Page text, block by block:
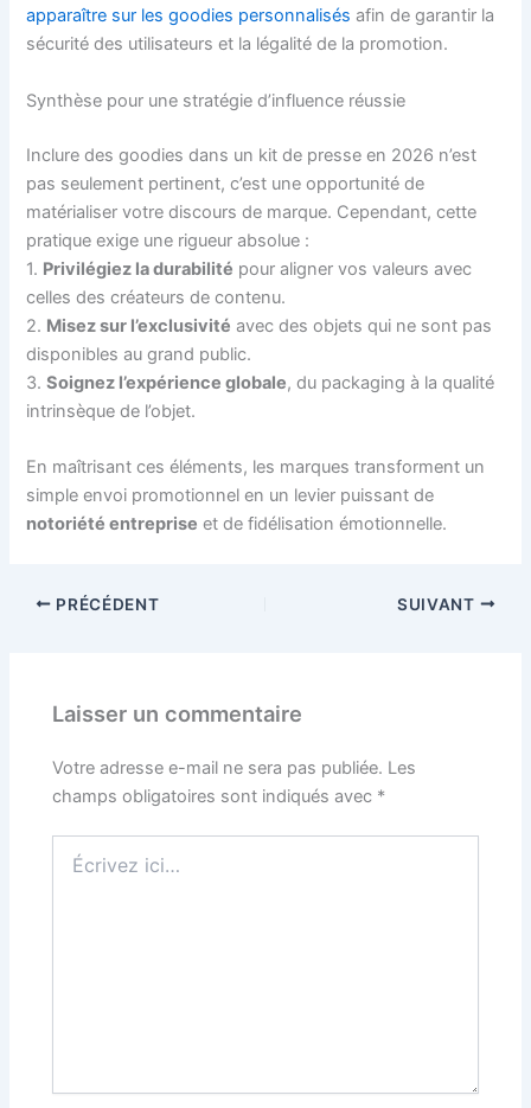
apparaître sur les goodies personnalisés afin de garantir la
sécurité des utilisateurs et la légalité de la promotion.
Synthèse pour une stratégie d’influence réussie
Inclure des goodies dans un kit de presse en 2026 n’est
pas seulement pertinent, c’est une opportunité de
matérialiser votre discours de marque. Cependant, cette
pratique exige une rigueur absolue :
1. Privilégiez la durabilité pour aligner vos valeurs avec
celles des créateurs de contenu.
2. Misez sur l’exclusivité avec des objets qui ne sont pas
disponibles au grand public.
3.Soignez l’expérience globale, du packaging à la qualité
intrinsèque de l’objet.
En maîtrisant ces éléments, les marques transforment un
simple envoi promotionnel en un levier puissant de
notoriété entreprise et de fidélisation émotionnelle.
PRÉCÉDENT SUIVANT
Laisser un commentaire
Votre adresse e-mail ne sera pas publiée. Les
champs obligatoires sont indiqués avec *
ici…